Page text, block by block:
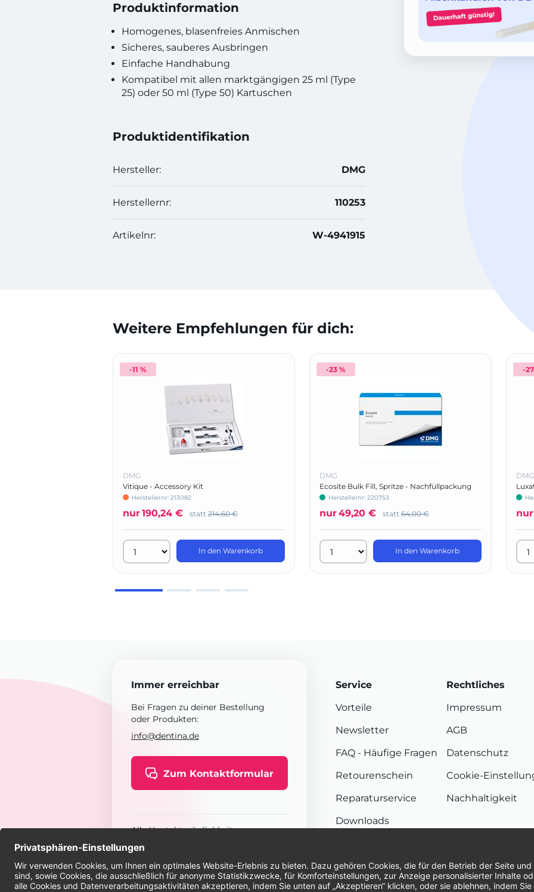
Produktinformation
Homogenes, blasenfreies Anmischen
Sicheres, sauberes Ausbringen
Einfache Handhabung
Kompatibel mit allen marktgängigen 25 ml (Type
25) oder 50 ml (Type 50) Kartuschen
Produktidentifikation
Hersteller: DMG
Herstellernr: 110253
Artikelnr: W-4941915
Weitere Empfehlungen für dich:
-11 %
DMG
Vitique - Accessory Kit
Herstellernr: 213082
nur190,24 € statt 214,60 €
In den Warenkorb
-23 %
DMG
Ecosite Bulk Fill, Spritze - Nachfüllpackung
Herstellernr: 220753
nur49,20 € statt 64,00 €
In den Warenkorb
-
DMG
nur
Immer erreichbar
Bei Fragen zu deiner Bestellung
oder Produkten:
info@dentina.de
Zum Kontaktformular
Alle Kontaktmöglichkeiten
Service
Vorteile
Newsletter
FAQ - Häufige Fragen
Retourenschein
Reparaturservice
Downloads
Rechtliches
Impressum
AGB
Datenschutz
Cookie-
Nachhaltigkeit